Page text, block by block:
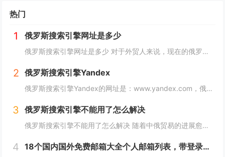
热门
1 俄罗斯搜索引擎网址是多少
俄罗斯搜索引擎网址是多少 对于外贸人来说，现在的俄罗斯市场可以算是一个炙手可热的香饽饽，而要开发俄罗斯客户，就需要会用他们的搜索引擎，下面详细介绍俄罗斯搜索引擎网址是多少？ 俄罗斯搜索引擎网址是多少 俄罗斯引擎官方入口地址https...
2 俄罗斯搜索引擎Yandex
俄罗斯搜索引擎Yandex的网址是：www.yandex.com，俄罗斯最著名和最常用的搜索引擎之一，"Яндекс"（Yandex）提供搜索引擎、电子邮件、在线地图、音乐、新闻、视频等各种在线服务。 如果你想访问"Яндекс"（Yan...
3 俄罗斯搜索引擎不能用了怎么解决
俄罗斯搜索引擎不能用了怎么解决 随着中俄贸易的进展愈加顺利，越来越多的外贸人都尝试着与俄罗斯客户进行接触，而这最重要的便是学会使用俄罗斯搜索引擎，但很多人会发现自己的搜索引擎突然不能用了，下面，小编就来详细介绍下俄罗斯搜索引擎不能用了怎么解...
4 18个国内国外免费邮箱大全个人邮箱列表，带登录链接